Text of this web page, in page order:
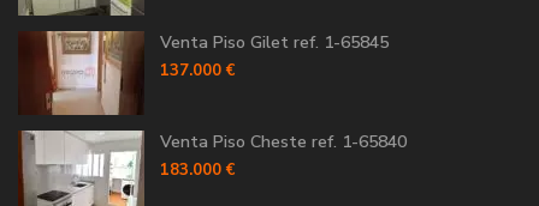
Venta Piso Gilet ref. 1-65845
137.000 €
Venta Piso Cheste ref. 1-65840
183.000 €